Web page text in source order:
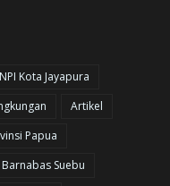
Kota Jayapura
Artikel
Papua
Barnabas Suebu